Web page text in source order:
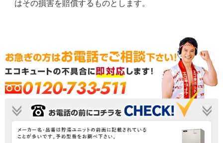
はその損害を賠償するものとします。
0120-733-511